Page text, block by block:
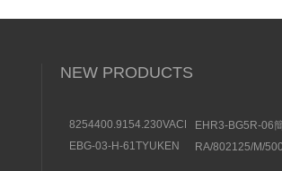
NEW PRODUCTS
8254400.9154.230VACBUSCHJOST
EHR3-BG5R-06
紹豐興TOYOOKI
EBG-03-H-61TYUKEN
RA/802125/M/